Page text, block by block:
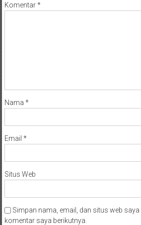
Komentar*
Nama *
Email *
Situs Web
Simpan nama, email, dan situs web
komentar saya berikutnya.